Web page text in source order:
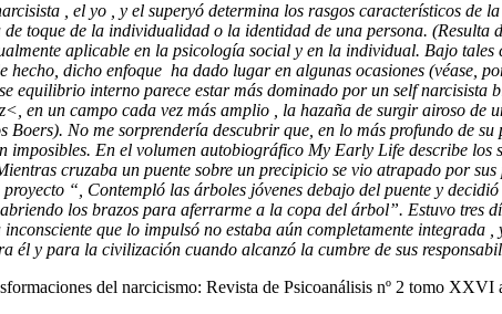
, el yo , y el superyó determina los rasgos característicos
toque de la individualidad o la identidad de una persona.
aplicable en la psicología social y en la individual. Bajo
hecho, dicho enfoque ha dado lugar en algunas ocasiones (véase,
equilibrio interno parece estar más dominado por un self
en un campo cada vez más amplio , la hazaña de surgir airoso
Boers). No me sorprendería descubrir que, en lo más profundo de
imposibles. En el volumen autobiográfico My Early Life describe
cruzaba un puente sobre un precipicio se vio atrapado por
“, Contempló las árboles jóvenes debajo del puente y
los brazos para aferrarme a la copa del árbol”. Estuvo tres
que lo impulsó no estaba aún completamente
él y para la civilización cuando alcanzó la cumbre de sus
del narcicismo: Revista de Psicoanálisis nº 2 tomo XXVI